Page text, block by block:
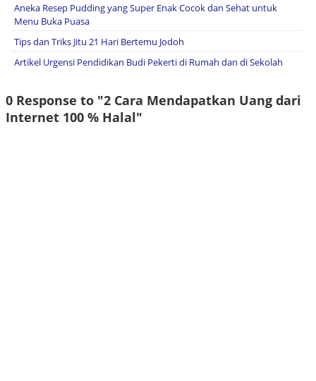
Aneka Resep Pudding yang Super Enak Cocok dan Sehat untuk
Menu Buka Puasa
Tips dan Triks Jitu 21 Hari Bertemu Jodoh
Artikel Urgensi Pendidikan Budi Pekerti di Rumah dan di Sekolah
0 Response to "2 Cara Mendapatkan Uang dari
Internet 100 % Halal"